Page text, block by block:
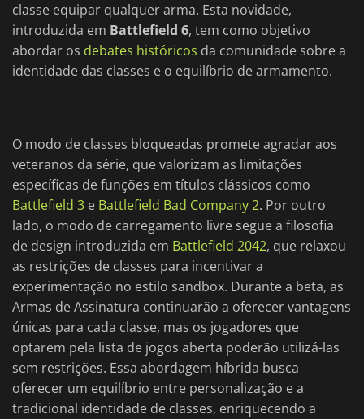
classe equipar qualquer arma. Esta novidade,
introduzida em Battlefield 6, tem como objetivo
abordar os debates históricos da comunidade sobre a
identidade das classes e o equilíbrio de armamento.
O modo de classes bloqueadas promete agradar aos
veteranos da série, que valorizam as limitações
específicas de funções em títulos clássicos como
Battlefield 3 e Battlefield Bad Company 2. Por outro
lado, o modo de carregamento livre segue a filosofia
de design introduzida em Battlefield 2042, que relaxou
as restrições de classes para incentivar a
experimentação no estilo sandbox. Durante a beta, as
Armas de Assinatura continuarão a oferecer vantagens
únicas para cada classe, mas os jogadores que
optarem pela lista de jogos aberta poderão utilizá-las
sem restrições. Essa abordagem híbrida busca
oferecer um equilíbrio entre personalização e a
tradicional identidade de classes, enriquecendo a